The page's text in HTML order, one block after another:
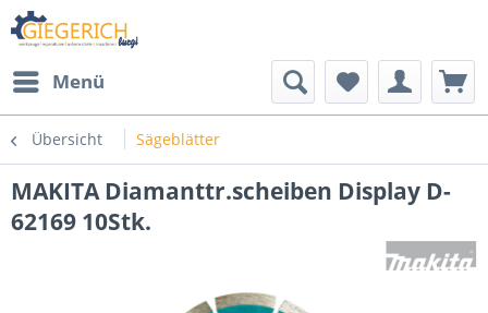
Menü
Übersicht Sägeblätter
MAKITA Diamanttr.scheiben Display D-
62169 10Stk.